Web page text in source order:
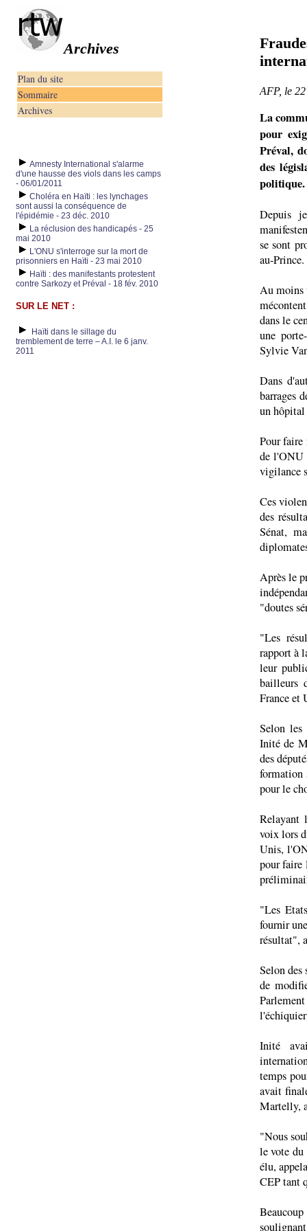
Archives
Plan du site
Sommaire
Archives
Amnesty International s'alarme
d'une hausse des viols dans les camps
- 06/01/2011
Choléra en Haïti : les lynchages
sont aussi la conséquence de
l'épidémie - 23 déc. 2010
La réclusion des handicapés - 25
mai 2010
L'ONU s'interroge sur la mort de
prisonniers en Haïti - 23 mai 2010
Haïti : des manifestants protestent
contre Sarkozy et Préval - 18 fév. 2010
SUR LE NET :
Haïti dans le sillage du
tremblement de terre – A.I. le 6 janv.
2011
AFP, le
La
pour
Préval,
des
politique.
Depuis
se sont
au-Prince.
Au moins
dans le
une
Sylvie
Dans
barrages
un hôpital
Pour faire
de l'ONU
vigilance
Ces
des
Sénat,
Après le
"doutes
"Les
rapport à
leur
bailleurs
France et
Selon
Inité de
des
formation
pour le
Relayant
voix lors
Unis,
pour faire
"Les
fournir
résultat",
Selon des
de
Inité
temps
avait
Martelly,
"Nous
le vote du
élu,
CEP tant